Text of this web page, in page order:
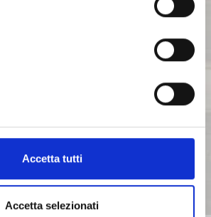
Accetta tutti
Accetta selezionati
2017
2016
2015